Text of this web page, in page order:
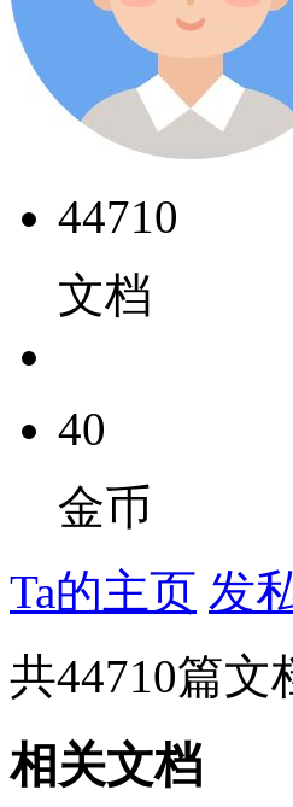
44710
文档
40
金币
Ta的主页 发
共44710篇文
相关文档